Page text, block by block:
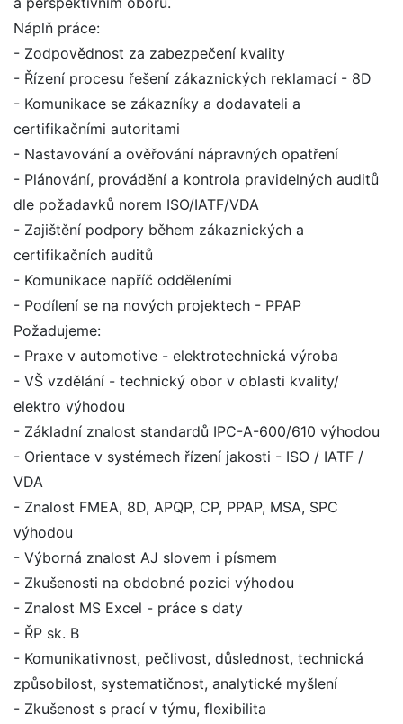
Náplň práce:
- Zodpovědnost za zabezpečení kvality
- Řízení procesu řešení zákaznických reklamací - 8D
- Komunikace se zákazníky a dodavateli a
certifikačními autoritami
- Nastavování a ověřování nápravných opatření
- Plánování, provádění a kontrola pravidelných auditů
dle požadavků norem ISO/IATF/VDA
- Zajištění podpory během zákaznických a
certifikačních auditů
- Komunikace napříč odděleními
- Podílení se na nových projektech - PPAP
Požadujeme:
- Praxe v automotive - elektrotechnická výroba
- VŠ vzdělání - technický obor v oblasti kvality/
elektro výhodou
- Základní znalost standardů IPC-A-600/610 výhodou
- Orientace v systémech řízení jakosti - ISO / IATF /
VDA
- Znalost FMEA, 8D, APQP, CP, PPAP, MSA, SPC
výhodou
- Výborná znalost AJ slovem i písmem
- Zkušenosti na obdobné pozici výhodou
- Znalost MS Excel - práce s daty
- ŘP sk. B
- Komunikativnost, pečlivost, důslednost, technická
způsobilost, systematičnost, analytické myšlení
- Zkušenost s prací v týmu, flexibilita